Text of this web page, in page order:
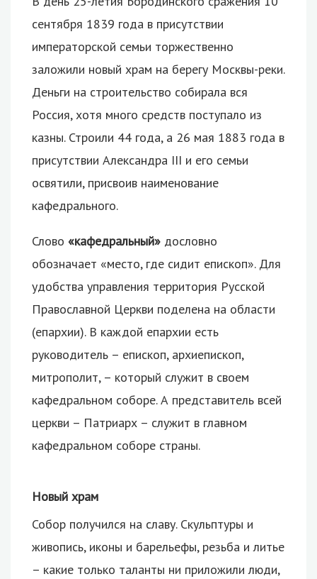
сентября 1839 года в присутствии
императорской семьи торжественно
заложили новый храм на берегу Москвы-реки.
Деньги на строительство собирала вся
Россия, хотя много средств поступало из
казны. Строили 44 года, а 26 мая 1883 года в
присутствии Александра III и его семьи
освятили, присвоив наименование
кафедрального.
Слово «кафедральный» дословно
обозначает «место, где сидит епископ». Для
удобства управления территория Русской
Православной Церкви поделена на области
(епархии). В каждой епархии есть
руководитель – епископ, архиепископ,
митрополит, – который служит в своем
кафедральном соборе. А представитель всей
церкви – Патриарх – служит в главном
кафедральном соборе страны.
Новый храм
Собор получился на славу. Скульптуры и
живопись, иконы и барельефы, резьба и литье
– какие только таланты ни приложили люди,